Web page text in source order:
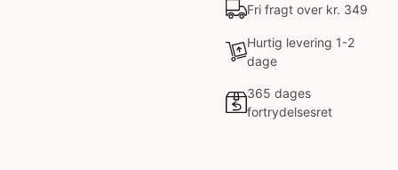
Fri fragt over kr. 349
Hurtig levering 1-2
dage
365 dages
fortrydelsesret